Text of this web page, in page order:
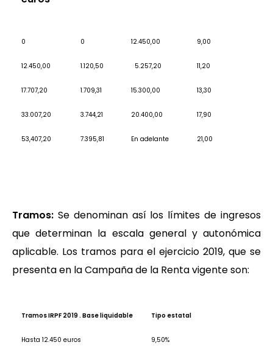
0 0 12.450,00 9,00
12.450,00 1.120,50 5.257,20 11,20
17.707,20 1.709,31 15.300,00 13,30
33.007,20 3.744,21 20.400,00 17,90
53,407,20 7.395,81 En adelante 21,00
Tramos: Se denominan así los límites de ingresos
que determinan la escala general y autonómica
aplicable. Los tramos para el ejercicio 2019, que se
presenta en la Campaña de la Renta vigente son:
Tramos IRPF 2019 . Base liquidable Tipo estatal
Hasta 12.450 euros 9,50%